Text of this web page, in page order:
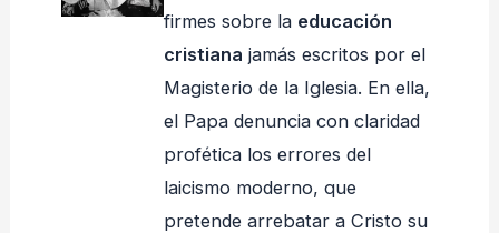
firmes sobre la educación
cristiana jamás escritos por el
Magisterio de la Iglesia. En ella,
el Papa denuncia con claridad
profética los errores del
laicismo moderno, que
pretende arrebatar a Cristo su